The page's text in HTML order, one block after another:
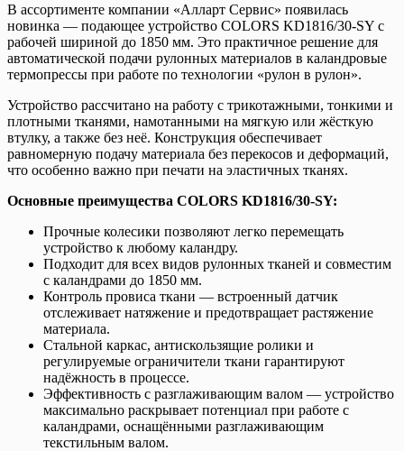
В ассортименте компании «Алларт Сервис» появилась
новинка — подающее устройство COLORS KD1816/30-SY с
рабочей шириной до 1850 мм. Это практичное решение для
автоматической подачи рулонных материалов в каландровые
термопрессы при работе по технологии «рулон в рулон».
Устройство рассчитано на работу с трикотажными, тонкими и
плотными тканями, намотанными на мягкую или жёсткую
втулку, а также без неё. Конструкция обеспечивает
равномерную подачу материала без перекосов и деформаций,
что особенно важно при печати на эластичных тканях.
Основные преимущества COLORS KD1816/30-SY:
Прочные колесики позволяют легко перемещать
устройство к любому каландру.
Подходит для всех видов рулонных тканей и совместим
с каландрами до 1850 мм.
Контроль провиса ткани — встроенный датчик
отслеживает натяжение и предотвращает растяжение
материала.
Стальной каркас, антискользящие ролики и
регулируемые ограничители ткани гарантируют
надёжность в процессе.
Эффективность с разглаживающим валом — устройство
максимально раскрывает потенциал при работе с
каландрами, оснащёнными разглаживающим
текстильным валом.